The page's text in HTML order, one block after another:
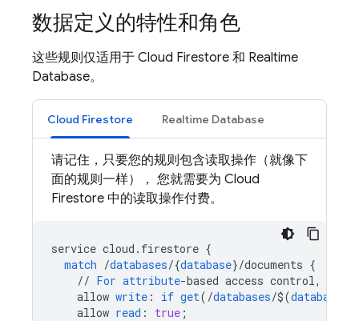
数据定义的特性和角色
这些规则仅适用于 Cloud Firestore 和 Realtime
Database。
Cloud Firestore Realtime Database
请记住，只要您的规则包含读取操作（就像下
面的规则一样）， 您就需要为 Cloud
Firestore 中的读取操作付费。
service cloud . firestore {
match /databases/{database}/documents {
// For attribute-based access control,
allow write : if get( /databases/$(database
allow read : true ;